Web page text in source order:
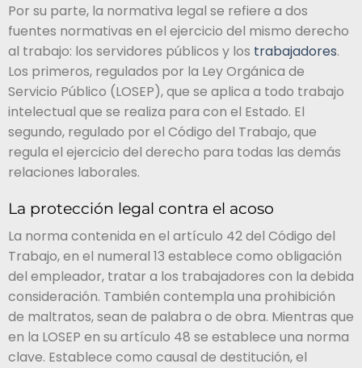
Por su parte, la normativa legal se refiere a dos
fuentes normativas en el ejercicio del mismo derecho
al trabajo: los servidores públicos y los trabajadores.
Los primeros, regulados por la Ley Orgánica de
Servicio Público (LOSEP), que se aplica a todo trabajo
intelectual que se realiza para con el Estado. El
segundo, regulado por el Código del Trabajo, que
regula el ejercicio del derecho para todas las demás
relaciones laborales.
La protección legal contra el acoso
La norma contenida en el artículo 42 del Código del
Trabajo, en el numeral 13 establece como obligación
del empleador, tratar a los trabajadores con la debida
consideración. También contempla una prohibición
de maltratos, sean de palabra o de obra. Mientras que
en la LOSEP en su artículo 48 se establece una norma
clave. Establece como causal de destitución, el